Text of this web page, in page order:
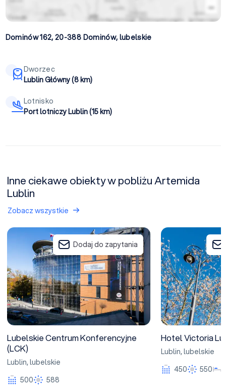
Dominów 162, 20-388 Dominów, lubelskie
Dworzec
Lublin Główny (8 km)
Lotnisko
Port lotniczy Lublin (15 km)
Inne ciekawe obiekty w pobliżu Artemida
Lublin
Zobacz wszystkie
Lubelskie Centrum Konferencyjne (LCK)
Dodaj do zapytania
Lubelskie Centrum Konferencyjne
(LCK)
Lublin,lubelskie
500
588
Hotel Victoria
Hotel Victoria
Lublin,lubelskie
450
550